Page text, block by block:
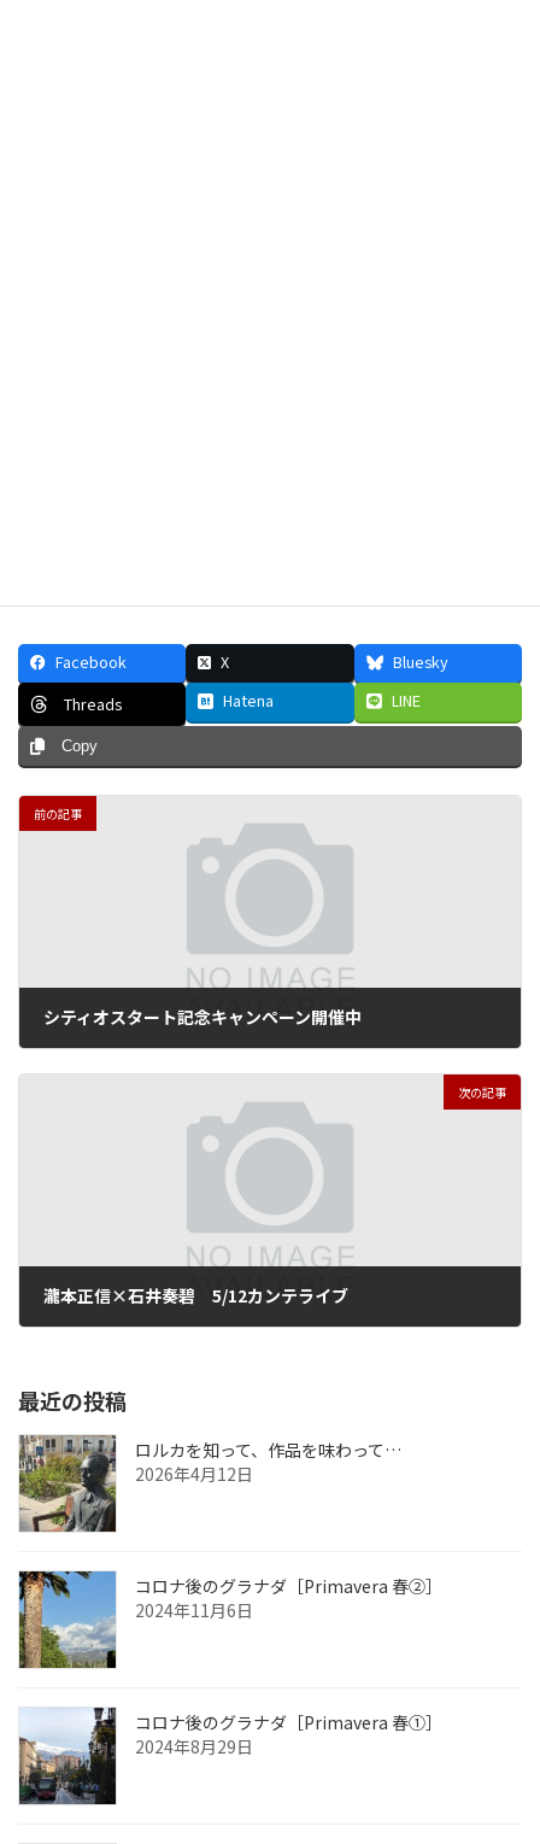
Facebook X
Bluesky
Threads
Hatena LINE
Copy
前の記事
シティオスタート記念キャンペーン開催中
次の記事
瀧本正信×石井奏碧 5/12カンテライブ
最近の投稿
ロルカを知って、作品を味わって…
2026年4月12日
コロナ後のグラナダ［Primavera 春②］
2024年11月6日
コロナ後のグラナダ［Primavera 春①］
2024年8月29日